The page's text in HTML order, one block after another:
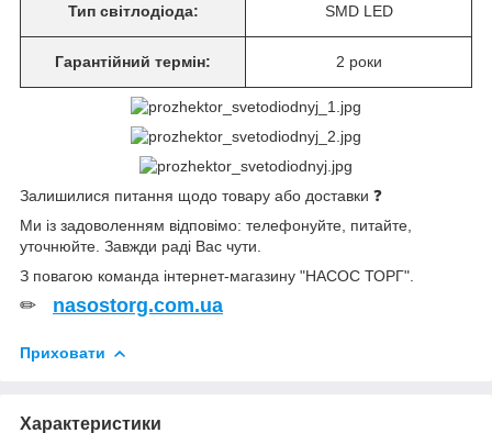
Тип світлодіода: SMD LED
Гарантійний термін: 2 роки
Залишилися питання щодо товару або доставки ❓
Ми із задоволенням відповімо: телефонуйте, питайте,
уточнюйте. Завжди раді Вас чути.
З повагою команда інтернет-магазину "НАСОС ТОРГ".
✏ nasostorg.com.ua
Приховати
Характеристики